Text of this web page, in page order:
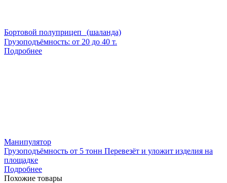
Бортовой полуприцеп (шаланда)
Грузоподъёмность: от 20 до 40 т.
Подробнее
Манипулятор
Грузоподъёмность от 5 тонн Перевезёт и уложит изделия на
площадке
Подробнее
Похожие товары